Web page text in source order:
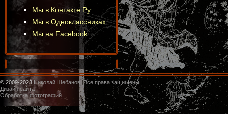
Мы в Контакте.Ру
Мы в Одноклассниках
Мы на Facebook
© 2009-2023Николай Шебанов. Все права защищены
Дизайн сайта
Обработка фотографий